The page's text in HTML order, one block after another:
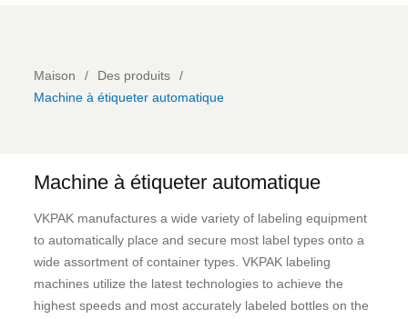
Maison
Des produits
Machine à étiqueter automatique
Machine à étiqueter automatique
VKPAK manufactures a wide variety of labeling equipment
to automatically place and secure most label types onto a
wide assortment of container types. VKPAK labeling
machines utilize the latest technologies to achieve the
highest speeds and most accurately labeled bottles on the